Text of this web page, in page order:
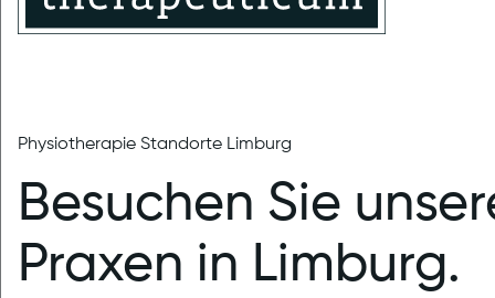
Physiotherapie Standorte Limburg
Besuchen Sie
Praxen in Limburg.